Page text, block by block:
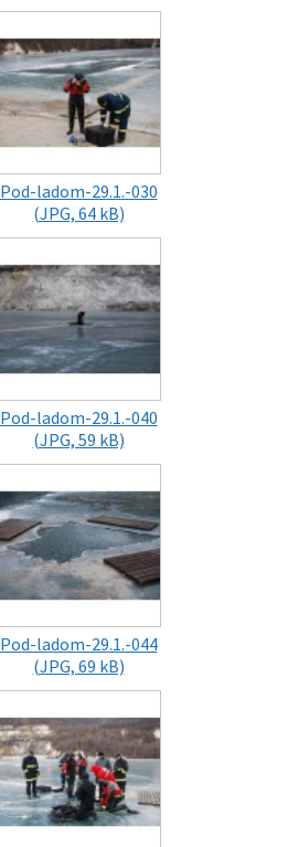
Pod-ladom-29.1.-030
(JPG, 64 kB)
Pod-ladom-29.1.-040
(JPG, 59 kB)
Pod-ladom-29.1.-044
(JPG, 69 kB)